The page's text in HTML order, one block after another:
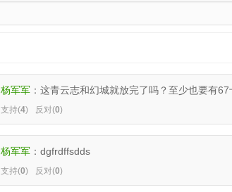
杨军军 ： 这青云志和幻城就放完了吗？至少也要有
支持(4) 反对(0)
杨军军 ： dgfrdffsdds
支持(0) 反对(0)